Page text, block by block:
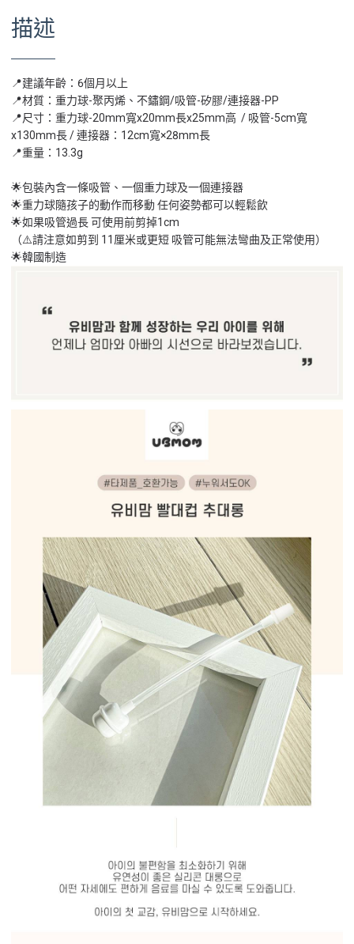
描述
📍建議年齡：6個月以上
📍材質：重力球-聚丙烯、不鏽鋼/吸管-矽膠/連接器-PP
📍尺寸：重力球-20mm寬x20mm長x25mm高 / 吸管-5cm寬
x130mm長 / 連接器：12cm寬×28mm長
📍重量：13.3g
🌟包裝內含一條吸管、一個重力球及一個連接器
🌟重力球隨孩子的動作而移動 任何姿勢都可以輕鬆飲
🌟如果吸管過長 可使用前剪掉1cm
（⚠️請注意如剪到 11厘米或更短 吸管可能無法彎曲及正常使用）
🌟韓國制造